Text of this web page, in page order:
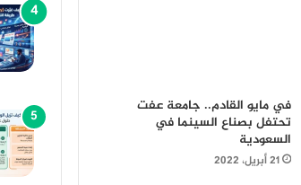
في مايو القادم.. جامعة عفت
تحتفل بصناع السينما في
السعودية
21 أبريل، 2022